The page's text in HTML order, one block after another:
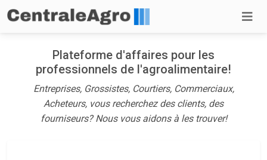
Plateforme d'affaires pour les
professionnels de l'agroalimentaire!
Entreprises, Grossistes, Courtiers, Commerciaux,
Acheteurs, vous recherchez des clients, des
fourniseurs? Nous vous aidons à les trouver!